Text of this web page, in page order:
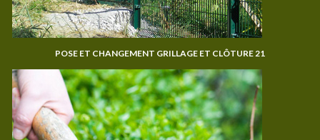
POSE ET CHANGEMENT GRILLAGE ET CLÔTURE 21